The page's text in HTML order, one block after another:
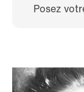
Posez